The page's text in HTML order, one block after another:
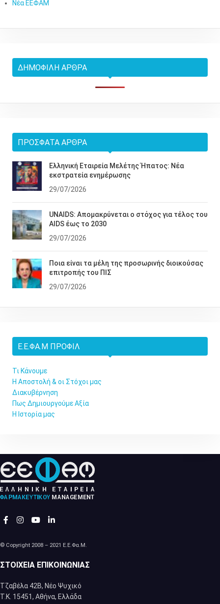
Νέα ΕΕΦΑΜ
ΔΗΜΟΦΙΛΉ ΆΡΘΡΑ
ΠΡΌΣΦΑΤΑ ΆΡΘΡΑ
Ελληνική Εταιρεία Μελέτης Ήπατος: Νέα
εκστρατεία ενημέρωσης
29/07/2026
UNAIDS: Απομακρύνεται ο στόχος για τέλος του
AIDS έως το 2030
29/07/2026
Ποια είναι τα μέλη της προσωρινής διοικούσας
επιτροπής του ΠΙΣ
29/07/2026
Ε.Ε.ΦΑ.Μ ΠΡΟΦΊΛ
Τι Κάνουμε
Η Αποστολή & οι Στόχοι μας
Διακυβέρνηση
Πως Δημιουργούμε Αξία
Η Ιστορία μας
© Copyright 2008 – 2021 Ε.Ε.Φα.Μ.
ΣΤΟΙΧΕΊΑ ΕΠΙΚΟΙΝΩΝΊΑΣ
Τζαβέλα 42Β, Νέο Ψυχικό
Τ.Κ. 15451, Αθήνα, Eλλάδα